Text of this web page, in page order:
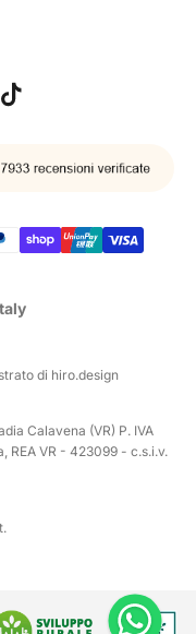
di hiro.design
Calavena (VR) P. IVA
REA VR - 423099 - c.s.i.v.